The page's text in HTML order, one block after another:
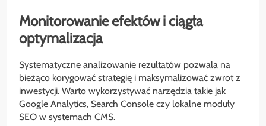
Monitorowanie efektów i ciągła
optymalizacja
Systematyczne analizowanie rezultatów pozwala na
bieżąco korygować strategię i maksymalizować zwrot z
inwestycji. Warto wykorzystywać narzędzia takie jak
Google Analytics, Search Console czy lokalne moduły
SEO w systemach CMS.